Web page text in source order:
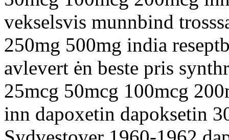
vekselsvis munnbind
250mg 500mg india
avlevert ėn beste pris
25mcg 50mcg 100mcg
inn dapoxetin dapoksetin